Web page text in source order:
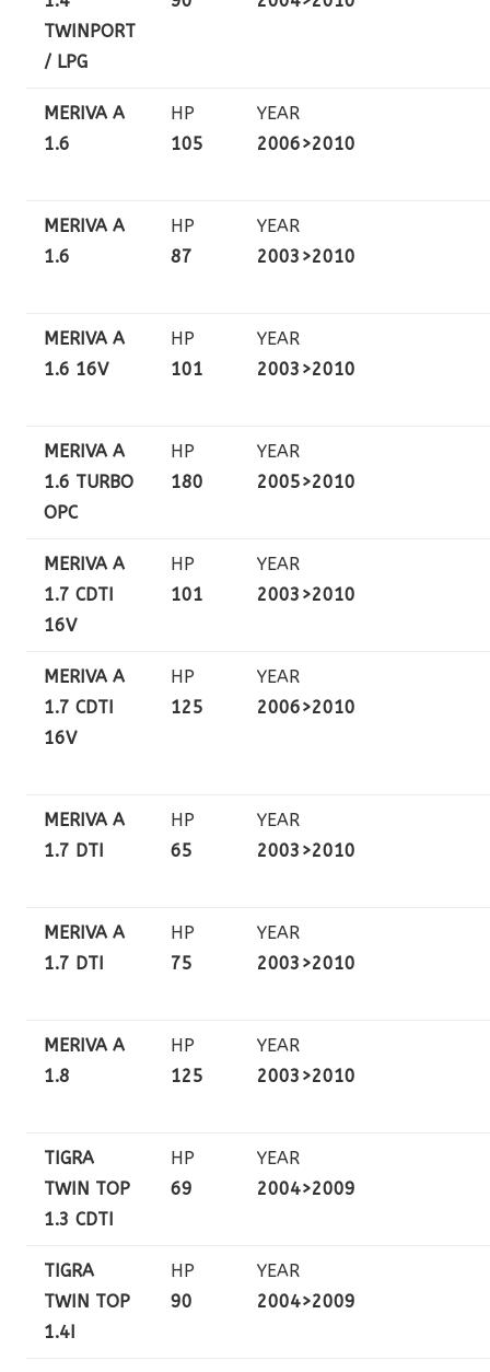
TWINPORT
/ LPG
MERIVA A
1.6
HP
105
YEAR
2006>2010
MERIVA A
1.6
HP
87
YEAR
2003>2010
MERIVA A
1.6 16V
HP
101
YEAR
2003>2010
MERIVA A
1.6 TURBO
OPC
HP
180
YEAR
2005>2010
MERIVA A
1.7 CDTI
16V
HP
101
YEAR
2003>2010
MERIVA A
1.7 CDTI
16V
HP
125
YEAR
2006>2010
MERIVA A
1.7 DTI
HP
65
YEAR
2003>2010
MERIVA A
1.7 DTI
HP
75
YEAR
2003>2010
MERIVA A
1.8
HP
125
YEAR
2003>2010
TIGRA
TWIN TOP
1.3 CDTI
HP
69
YEAR
2004>2009
TIGRA
TWIN TOP
1.4I
HP
90
YEAR
2004>2009